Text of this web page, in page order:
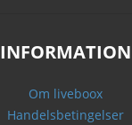
INFORMATION
Om liveboox
Handelsbetingelser